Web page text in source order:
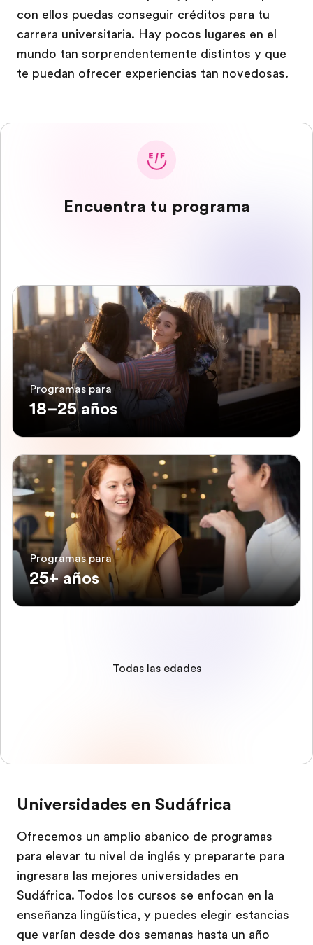
con ellos puedas conseguir créditos para tu
carrera universitaria. Hay pocos lugares en el
mundo tan sorprendentemente distintos y que
te puedan ofrecer experiencias tan novedosas.
Encuentra tu programa
Programas para
18–25 años
Programas para
25+ años
Todas las edades
Universidades en Sudáfrica
Ofrecemos un amplio abanico de programas
para elevar tu nivel de inglés y prepararte para
ingresara las mejores universidades en
Sudáfrica. Todos los cursos se enfocan en la
enseñanza lingüística, y puedes elegir estancias
que varían desde dos semanas hasta un año